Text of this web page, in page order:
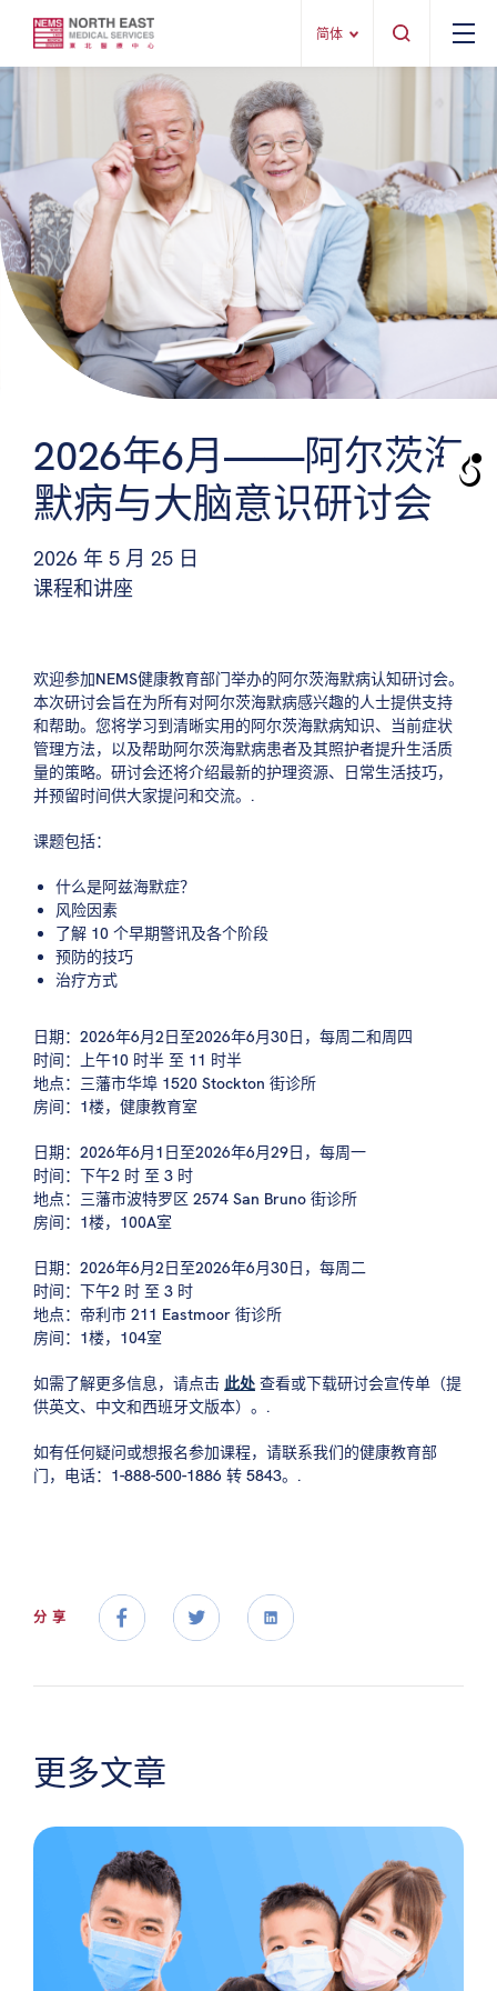
简体
2026年6月——阿尔茨海
默病与大脑意识研讨会
2026 年 5 月 25 日
课程和讲座
欢迎参加NEMS健康教育部门举办的阿尔茨海默病认知研讨会。
本次研讨会旨在为所有对阿尔茨海默病感兴趣的人士提供支持
和帮助。您将学习到清晰实用的阿尔茨海默病知识、当前症状
管理方法，以及帮助阿尔茨海默病患者及其照护者提升生活质
量的策略。研讨会还将介绍最新的护理资源、日常生活技巧，
并预留时间供大家提问和交流。.
课题包括：
什么是阿兹海默症？
风险因素
了解 10 个早期警讯及各个阶段
预防的技巧
治疗方式
日期：2026年6月2日至2026年6月30日，每周二和周四
时间：上午10 时半 至 11 时半
地点：三藩市华埠 1520 Stockton 街诊所
房间：1楼，健康教育室
日期：2026年6月1日至2026年6月29日，每周一
时间：下午2 时 至 3 时
地点：三藩市波特罗区 2574 San Bruno 街诊所
房间：1楼，100A室
日期：2026年6月2日至2026年6月30日，每周二
时间：下午2 时 至 3 时
地点：帝利市 211 Eastmoor 街诊所
房间：1楼，104室
如需了解更多信息，请点击 此处查看或下载研讨会宣传单（提
供英文、中文和西班牙文版本）。.
如有任何疑问或想报名参加课程，请联系我们的健康教育部
门，电话：1-888-500-1886 转 5843。.
分享
更多文章